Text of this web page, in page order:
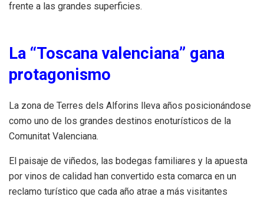
frente a las grandes superficies.
La “Toscana valenciana” gana
protagonismo
La zona de Terres dels Alforins lleva años posicionándose
como uno de los grandes destinos enoturísticos de la
Comunitat Valenciana.
El paisaje de viñedos, las bodegas familiares y la apuesta
por vinos de calidad han convertido esta comarca en un
reclamo turístico que cada año atrae a más visitantes